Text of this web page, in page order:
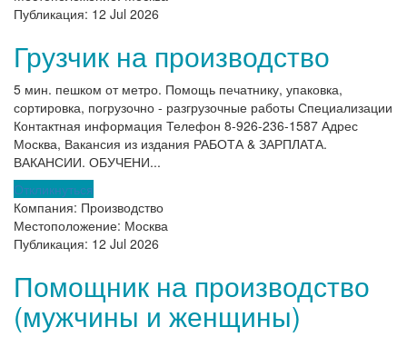
Публикация: 12 Jul 2026
Грузчик на производство
5 мин. пешком от метро. Помощь печатнику, упаковка,
сортировка, погрузочно - разгрузочные работы Специализации
Контактная информация Телефон 8-926-236-1587 Адрес
Москва, Вакансия из издания РАБОТА & ЗАРПЛАТА.
ВАКАНСИИ. ОБУЧЕНИ...
Откликнуться
Компания: Производство
Местоположение: Москва
Публикация: 12 Jul 2026
Помощник на производство
(мужчины и женщины)